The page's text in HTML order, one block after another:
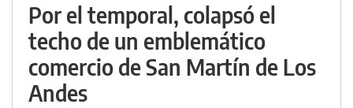
Por el temporal, colapsó el
techo de un emblemático
comercio de San Martín de Los
Andes